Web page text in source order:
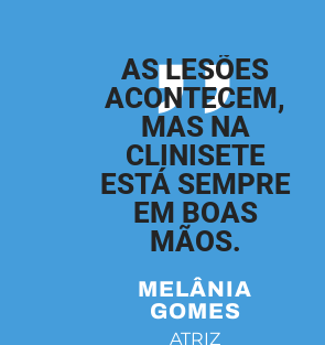
,,
AS LESÕES
ACONTECEM,
MAS NA
CLINISETE
ESTÁ SEMPRE
EM BOAS
MÃOS.
MELÂNIA
GOMES
ATRIZ